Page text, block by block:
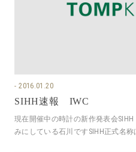
2016.01.20
SIHH速報 IWC
現在開催中の時計の新作発表会
みにしている石川ですSIHH正式名称